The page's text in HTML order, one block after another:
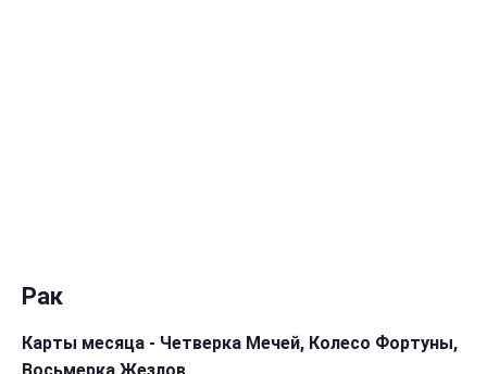
Рак
Карты месяца - Четверка Мечей, Колесо Фортуны,